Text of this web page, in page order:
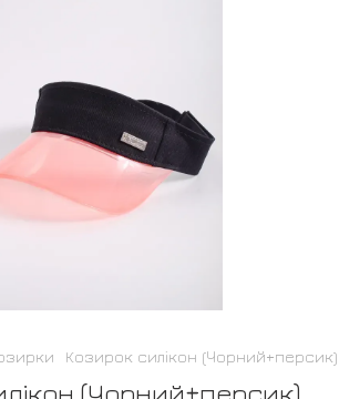
Козирок силікон (Чорний+персик)
(Чорний+персик)